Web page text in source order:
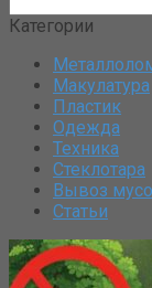
Категории
Макулатура
Пластик
Одежда
Техника
Стеклотара
Вывоз
Статьи